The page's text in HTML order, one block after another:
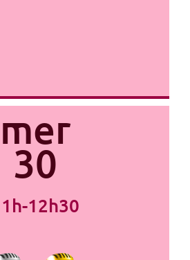
mer
30
12h30